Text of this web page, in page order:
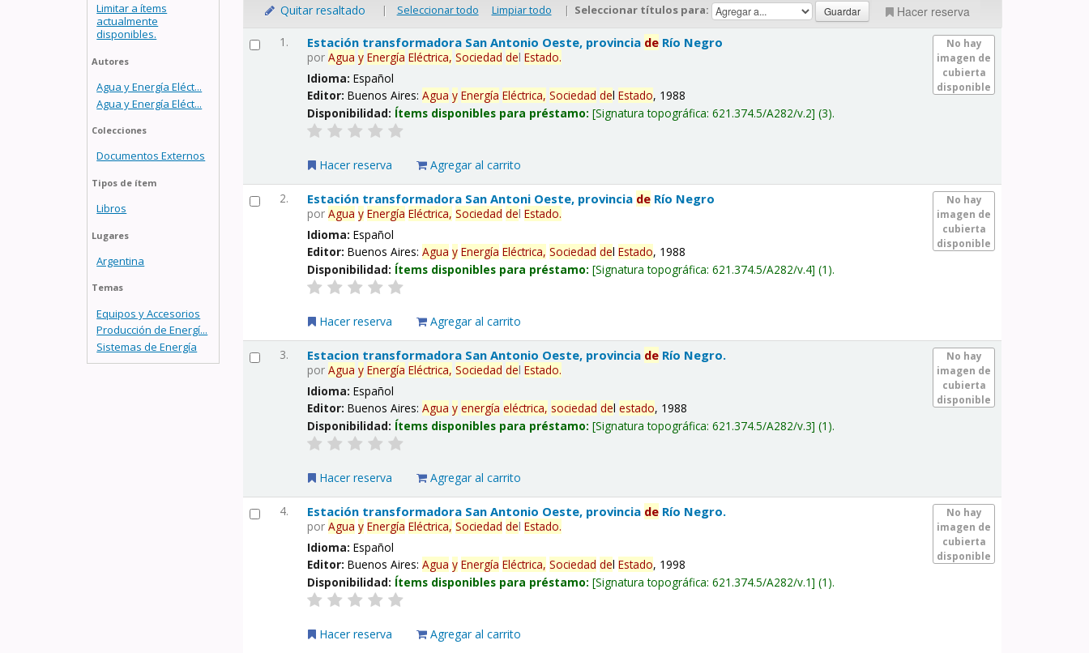
Limitar a ítems
actualmente
disponibles.
Autores
Agua y Energía Eléct...
Agua y Energía Eléct...
Colecciones
Documentos Externos
Tipos de ítem
Libros
Lugares
Argentina
Temas
Equipos y Accesorios
Producción de Energí...
Sistemas de Energía
Quitar resaltado | Seleccionar todo Limpiar todo | Seleccionar títulos para: Hacer reserva
1.
No hay
imagen de
cubierta
disponible
Estación transformadora San Antonio Oeste, provincia de Río Negro
porAgua y Energía Eléctrica, Sociedad delEstado.
Idioma:Español
Editor:Buenos Aires:Agua y Energía Eléctrica, Sociedad delEstado, 1988
Disponibilidad: Ítems disponibles para préstamo: Signatura topográfica:621.374.5/A282/v.2 (3).
Hacer reserva Agregar al carrito
2.
No hay
imagen de
cubierta
disponible
Estación transformadora San Antoni Oeste, provincia de Río Negro
porAgua y Energía Eléctrica, Sociedad delEstado.
Idioma:Español
Editor:Buenos Aires:Agua y Energía Eléctrica, Sociedad delEstado, 1988
Disponibilidad: Ítems disponibles para préstamo: Signatura topográfica:621.374.5/A282/v.4 (1).
Hacer reserva Agregar al carrito
3.
No hay
imagen de
cubierta
disponible
Estacion transformadora San Antonio Oeste, provincia de Río Negro.
porAgua y Energía Eléctrica, Sociedad delEstado.
Idioma:Español
Editor:Buenos Aires:Agua y energía eléctrica, sociedad delestado, 1988
Disponibilidad: Ítems disponibles para préstamo: Signatura topográfica:621.374.5/A282/v.3 (1).
Hacer reserva Agregar al carrito
4.
No hay
imagen de
cubierta
disponible
Estación transformadora San Antonio Oeste, provincia de Río Negro.
porAgua y Energía Eléctrica, Sociedad delEstado.
Idioma:Español
Editor:Buenos Aires:Agua y Energía Eléctrica, Sociedad delEstado, 1998
Disponibilidad: Ítems disponibles para préstamo: Signatura topográfica:621.374.5/A282/v.1 (1).
Hacer reserva Agregar al carrito